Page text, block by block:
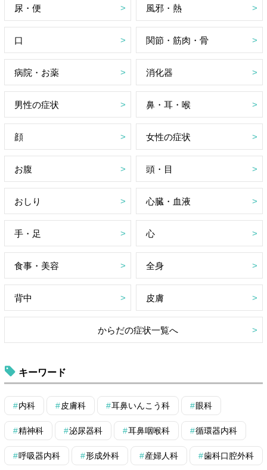
尿・便 風邪・熱
口 関節・筋肉・骨
病院・お薬 消化器
男性の症状 鼻・耳・喉
顔 女性の症状
お腹 頭・目
おしり 心臓・血液
手・足 心
食事・美容 全身
背中 皮膚
からだの症状一覧へ
キーワード
内科 皮膚科 耳鼻いんこう科 眼科
精神科 泌尿器科 耳鼻咽喉科 循環器内科
呼吸器内科 形成外科 産婦人科 歯科口腔外科